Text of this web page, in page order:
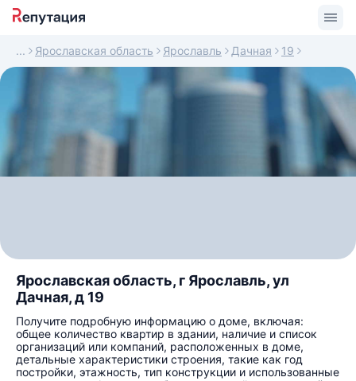
Ярославская область Ярославль Дачная 19
Ярославская область, г Ярославль, ул
Дачная, д 19
Получите подробную информацию о доме, включая:
общее количество квартир в здании, наличие и список
организаций или компаний, расположенных в доме,
детальные характеристики строения, такие как год
постройки, этажность, тип конструкции и использованные